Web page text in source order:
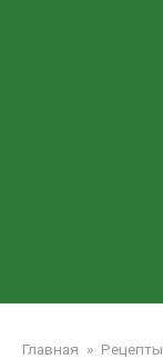
Главная » Рецепты